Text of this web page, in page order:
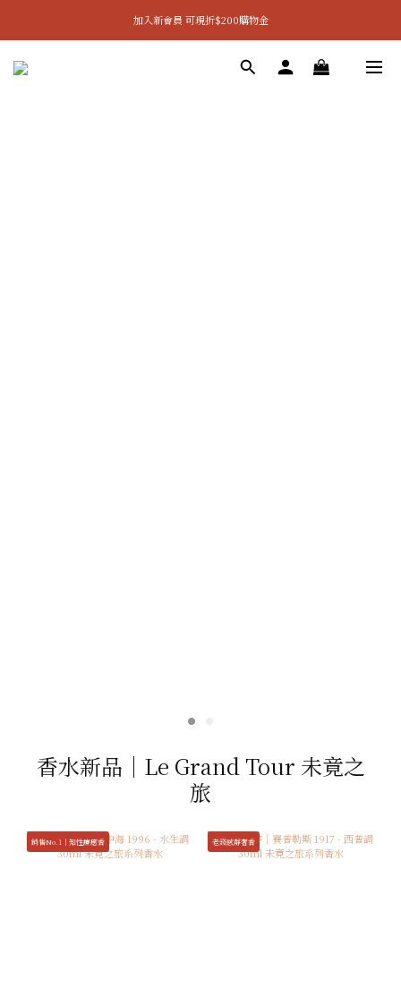
加入新會員 可現折$200購物金
香水新品｜Le Grand Tour 未竟之
旅
銷售No.1｜知性療癒香 老錢感靜奢香